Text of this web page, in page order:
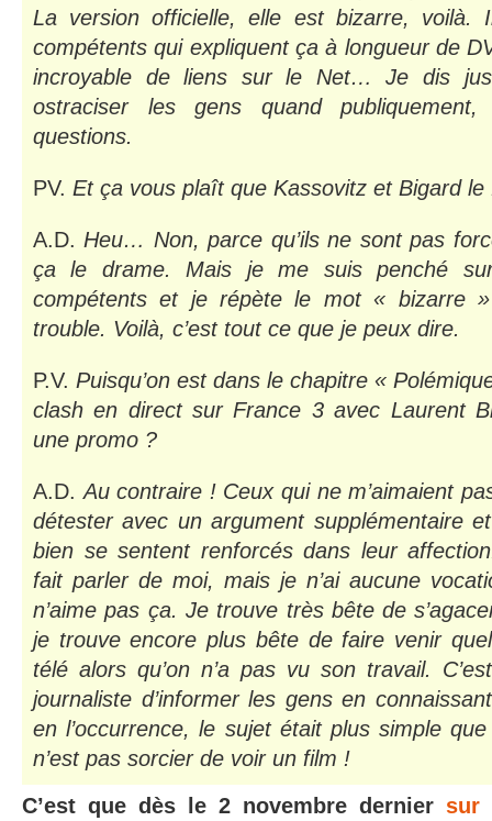
La version officielle, elle est bizarre,
compétents qui expliquent ça à longueur de
incroyable de liens sur le Net… Je dis
ostraciser les gens quand
questions.
PV. Et ça vous plaît que Kassovitz et Bigard le
A.D. Heu… Non, parce qu’ils ne sont pas
ça le drame. Mais je me suis penché
compétents et je répète le mot « bizarre
trouble. Voilà, c’est tout ce que je peux dire.
P.V. Puisqu’on est dans le chapitre «
clash en direct sur France 3 avec Laurent
une promo ?
A.D.Au contraire ! Ceux qui ne m’aimaient
détester avec un argument supplémentaire
bien se sentent renforcés dans leur
fait parler de moi, mais je n’ai aucune
n’aime pas ça. Je trouve très bête de
je trouve encore plus bête de faire venir
télé alors qu’on n’a pas vu son travail.
journaliste d’informer les gens en
en l’occurrence, le sujet était plus simple
n’est pas sorcier de voir un film !
C’est que dès le 2 novembre dernier sur